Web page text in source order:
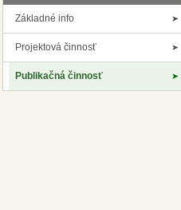
Základné info
Projektová činnosť
Publikačná činnosť